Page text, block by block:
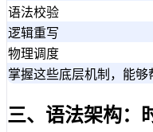
语法校验
逻辑重写
物理调度
掌握这些底层机制，能
三、语法架构：